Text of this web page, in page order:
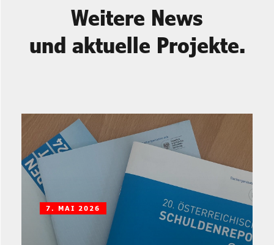
Weitere News
und aktuelle Projekte.
7. MAI 2026